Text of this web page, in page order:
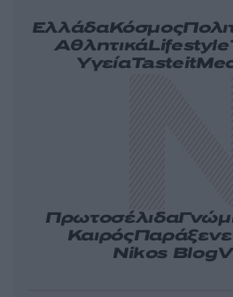
ΕλλάδαΚόσμος
ΑθλητικάLifestyle
ΥγείαTasteit
Πρωτοσέλιδα
Καιρός
Nikos Blog